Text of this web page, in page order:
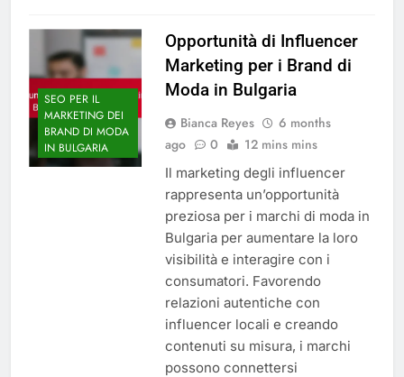
SEO PER IL
MARKETING DEI
BRAND DI MODA
IN BULGARIA
Opportunità di Influencer
Marketing per i Brand di
Moda in Bulgaria
Bianca Reyes
6 months
ago
0 12 mins mins
Il marketing degli influencer
rappresenta un’opportunità
preziosa per i marchi di moda in
Bulgaria per aumentare la loro
visibilità e interagire con i
consumatori. Favorendo
relazioni autentiche con
influencer locali e creando
contenuti su misura, i marchi
possono connettersi